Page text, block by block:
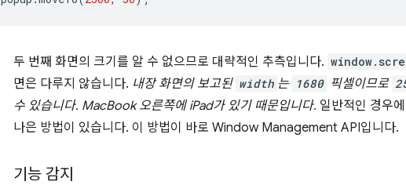
두 번째 화면의 크기를 알 수 없으므로 대략적인 추측입니다.
면은 다루지 않습니다. 내장 화면의 보고된 width 는 1680 픽셀이므로
수 있습니다. MacBook 오른쪽에 iPad가 있기 때문입니다. 일반적인 경우
나은 방법이 있습니다. 이 방법이 바로 Window Management API입니다.
기능 감지